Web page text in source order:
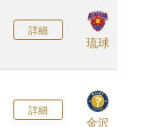
詳細
琉球
詳細
金沢